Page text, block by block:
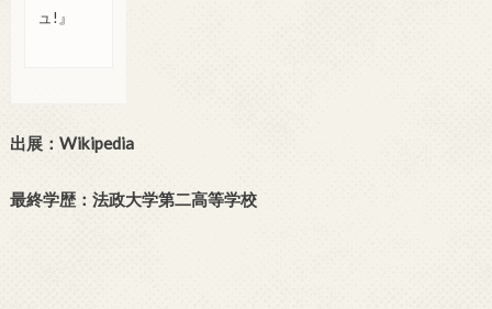
ュ!』
出展：Wikipedia
最終学歴：法政大学第二高等学校